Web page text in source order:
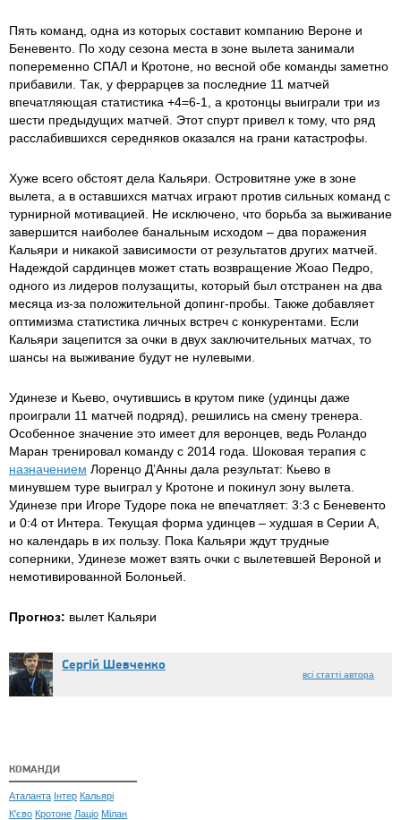
Пять команд, одна из которых составит компанию Вероне и
Беневенто. По ходу сезона места в зоне вылета занимали
попеременно СПАЛ и Кротоне, но весной обе команды заметно
прибавили. Так, у феррарцев за последние 11 матчей
впечатляющая статистика +4=6-1, а кротонцы выиграли три из
шести предыдущих матчей. Этот спурт привел к тому, что ряд
расслабившихся середняков оказался на грани катастрофы.
Хуже всего обстоят дела Кальяри. Островитяне уже в зоне
вылета, а в оставшихся матчах играют против сильных команд с
турнирной мотивацией. Не исключено, что борьба за выживание
завершится наиболее банальным исходом – два поражения
Кальяри и никакой зависимости от результатов других матчей.
Надеждой сардинцев может стать возвращение Жоао Педро,
одного из лидеров полузащиты, который был отстранен на два
месяца из-за положительной допинг-пробы. Также добавляет
оптимизма статистика личных встреч с конкурентами. Если
Кальяри зацепится за очки в двух заключительных матчах, то
шансы на выживание будут не нулевыми.
Удинезе и Кьево, очутившись в крутом пике (удинцы даже
проиграли 11 матчей подряд), решились на смену тренера.
Особенное значение это имеет для веронцев, ведь Роландо
Маран тренировал команду с 2014 года. Шоковая терапия с
назначением Лоренцо Д’Анны дала результат: Кьево в
минувшем туре выиграл у Кротоне и покинул зону вылета.
Удинезе при Игоре Тудоре пока не впечатляет: 3:3 с Беневенто
и 0:4 от Интера. Текущая форма удинцев – худшая в Серии А,
но календарь в их пользу. Пока Кальяри ждут трудные
соперники, Удинезе может взять очки с вылетевшей Вероной и
немотивированной Болоньей.
Прогноз: вылет Кальяри
Сергій Шевченко
всі статті автора
КОМАНДИ
Аталанта Інтер Кальярі
К'єво Кротоне Лаціо Мілан